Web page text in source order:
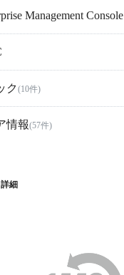
Management Console
ク (10件)
情報(57件)
詳細